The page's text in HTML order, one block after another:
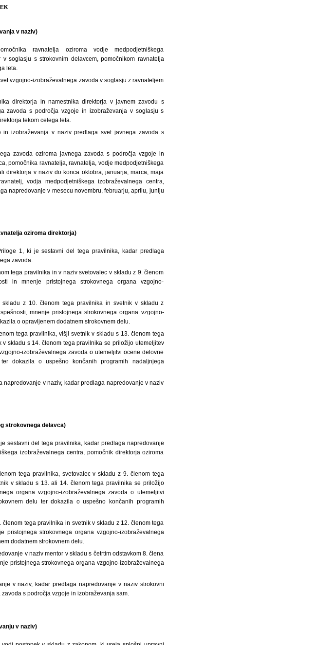
v naziv)
ravnatelja oziroma vodje medpodjetniškega
soglasju s strokovnim delavcem, pomočnikom ravnatelja
leta.
vzgojno-izobraževalnega zavoda v soglasju z ravnateljem
direktorja in namestnika direktorja v javnem zavodu s
zavoda s področja vzgoje in izobraževanja v soglasju s
tekom celega leta.
izobraževanja v naziv predlaga svet javnega zavoda s
zavoda oziroma javnega zavoda s področja vzgoje in
pomočnika ravnatelja, ravnatelja, vodje medpodjetniškega
direktorja v naziv do konca oktobra, januarja, marca, maja
vodja medpodjetniškega izobraževalnega centra,
napredovanje v mesecu novembru, februarju, aprilu, juniju
oziroma direktorja)
1, ki je sestavni del tega pravilnika, kadar predlaga
zavoda.
tega pravilnika in v naziv svetovalec v skladu z 9. členom
in mnenje pristojnega strokovnega organa vzgojno-
z 10. členom tega pravilnika in svetnik v skladu z
mnenje pristojnega strokovnega organa vzgojno-
o opravljenem dodatnem strokovnem delu.
tega pravilnika, višji svetnik v skladu s 13. členom tega
skladu s 14. členom tega pravilnika se priložijo utemeljitev
izobraževalnega zavoda o utemeljitvi ocene delovne
dokazila o uspešno končanih programih nadaljnjega
v naziv, kadar predlaga napredovanje v naziv
strokovnega delavca)
sestavni del tega pravilnika, kadar predlaga napredovanje
izobraževalnega centra, pomočnik direktorja oziroma
tega pravilnika, svetovalec v skladu z 9. členom tega
v skladu s 13. ali 14. členom tega pravilnika se priložijo
organa vzgojno-izobraževalnega zavoda o utemeljitvi
delu ter dokazila o uspešno končanih programih
tega pravilnika in svetnik v skladu z 12. členom tega
pristojnega strokovnega organa vzgojno-izobraževalnega
dodatnem strokovnem delu.
v naziv mentor v skladu s četrtim odstavkom 8. člena
pristojnega strokovnega organa vzgojno-izobraževalnega
v naziv, kadar predlaga napredovanje v naziv strokovni
s področja vzgoje in izobraževanja sam.
v naziv)